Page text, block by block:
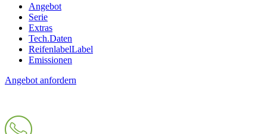
Angebot
Serie
Extras
Tech.Daten
ReifenlabelLabel
Emissionen
Angebot anfordern